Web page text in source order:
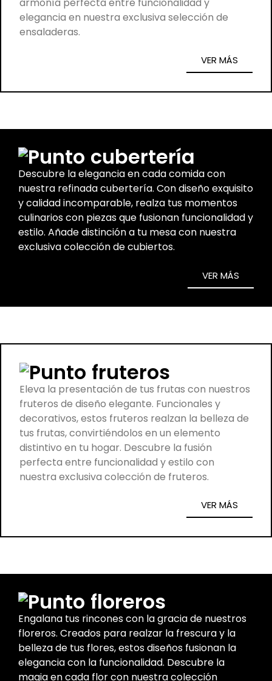
elegancia en nuestra exclusiva selección de
ensaladeras.
VER MÁS
cubertería
Descubre la elegancia en cada comida con
nuestra refinada cubertería. Con diseño exquisito
y calidad incomparable, realza tus momentos
culinarios con piezas que fusionan funcionalidad y
estilo. Añade distinción a tu mesa con nuestra
exclusiva colección de cubiertos.
VER MÁS
fruteros
Eleva la presentación de tus frutas con nuestros
fruteros de diseño elegante. Funcionales y
decorativos, estos fruteros realzan la belleza de
tus frutas, convirtiéndolos en un elemento
distintivo en tu hogar. Descubre la fusión
perfecta entre funcionalidad y estilo con
nuestra exclusiva colección de fruteros.
VER MÁS
floreros
Engalana tus rincones con la gracia de nuestros
floreros. Creados para realzar la frescura y la
belleza de tus flores, estos diseños fusionan la
elegancia con la funcionalidad. Descubre la
magia en cada flor con nuestra colección